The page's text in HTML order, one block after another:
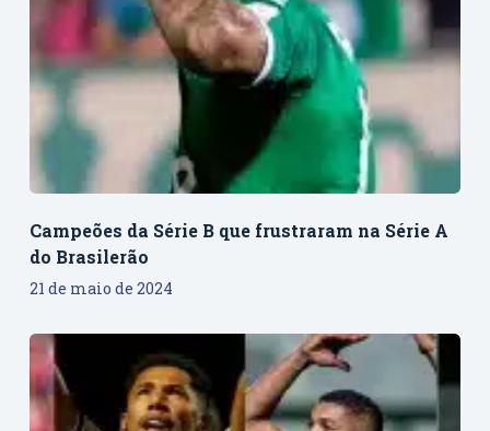
Campeões da Série B que frustraram na Série A
do Brasilerão
21 de maio de 2024